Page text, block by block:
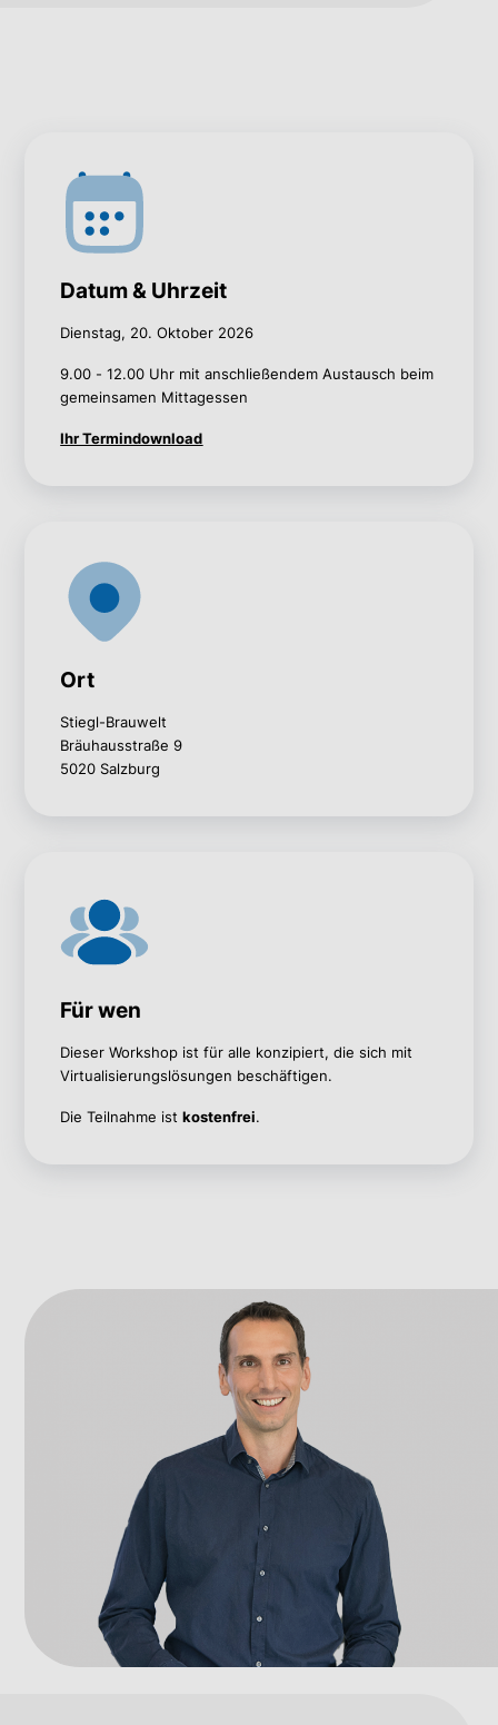
Datum & Uhrzeit
Dienstag, 20. Oktober 2026
9.00 - 12.00 Uhr mit anschließendem Austausch beim
gemeinsamen Mittagessen
Ihr Termindownload
Ort
Stiegl-Brauwelt
Bräuhausstraße 9
5020 Salzburg
Für wen
Dieser Workshop ist für alle konzipiert, die sich mit
Virtualisierungslösungen beschäftigen.
Die Teilnahme istkostenfrei.